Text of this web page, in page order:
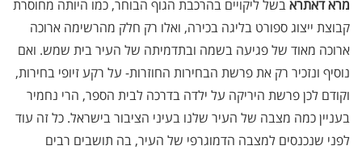
מרא דאתראבשל ליקויים בהרכבת הגוף הבוחר, כמו היותה מחוסרת
קבוצת ייצוג ספורט בליגה בכירה, ואלו רק חלק מהרשימה ארוכה
ארוכה מאוד של פגיעה בשמה ובתדמיתה של העיר בית שמש. ואם
נוסיף ונזכיר רק את פרשת הבחירות החוזרות- על רקע זיופי בחירות,
וקודם לכן פרשת היריקה על ילדה בדרכה לבית הספר, הרי נחמיר
בעניין כמה מצבה של העיר שלנו בעיני הציבור בישראל. כל זה עוד
לפני שנכנסים למצבה הדמוגרפי של העיר, בה תושבים רבים